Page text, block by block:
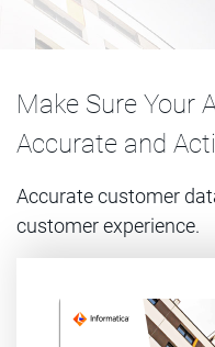
Make Sure Your
Accurate and
Accurate customer
customer experience.